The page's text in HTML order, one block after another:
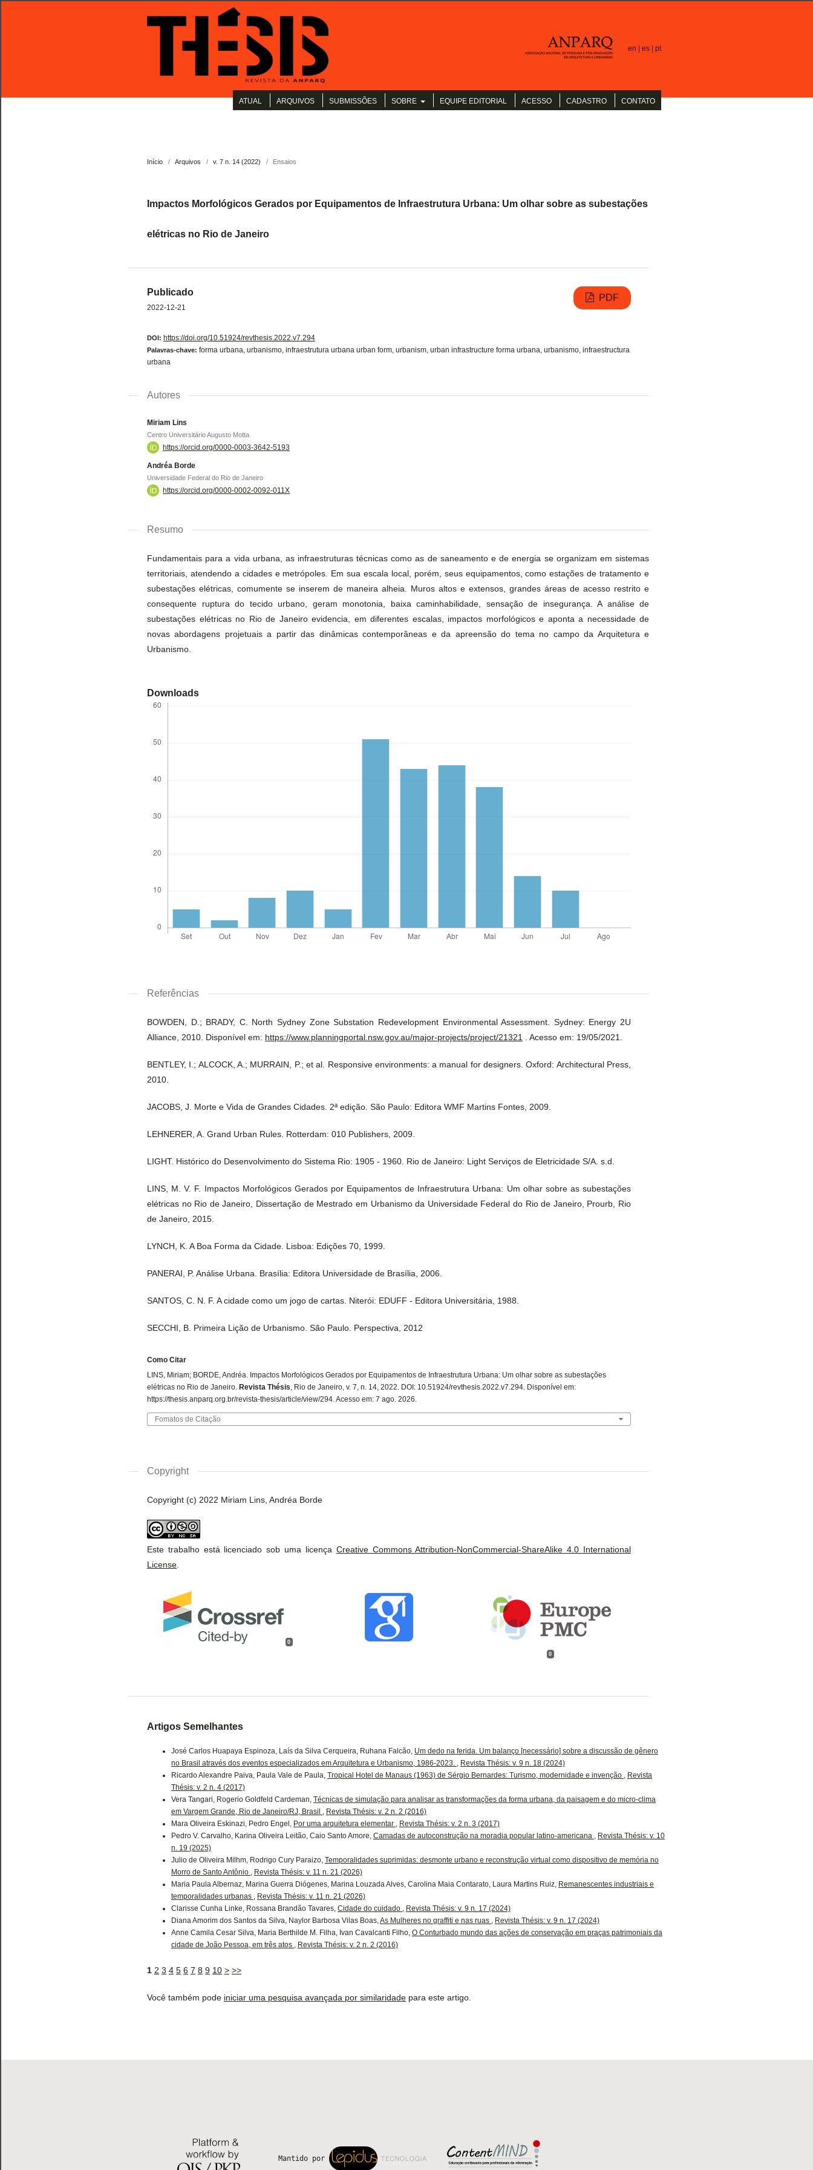
en | es | pt
ATUAL ARQUIVOS SUBMISSÕES SOBRE EQUIPE EDITORIAL ACESSO CADASTRO CONTATO
Início / Arquivos / v. 7 n. 14 (2022) / Ensaios
Impactos Morfológicos Gerados por Equipamentos de Infraestrutura Urbana: Um olhar sobre as subestações
elétricas no Rio de Janeiro
Publicado
2022-12-21
PDF
DOI: https://doi.org/10.51924/revthesis.2022.v7.294
Palavras-chave: forma urbana, urbanismo, infraestrutura urbana urban form, urbanism, urban infrastructure forma urbana, urbanismo, infraestructura
urbana
Autores
Miriam Lins
Centro Universitário Augusto Motta
https://orcid.org/0000-0003-3642-5193
Andréa Borde
Universidade Federal do Rio de Janeiro
https://orcid.org/0000-0002-0092-011X
Resumo
Fundamentais para a vida urbana, as infraestruturas técnicas como as de saneamento e de energia se organizam em sistemas
territoriais, atendendo a cidades e metrópoles. Em sua escala local, porém, seus equipamentos, como estações de tratamento e
subestações elétricas, comumente se inserem de maneira alheia. Muros altos e extensos, grandes áreas de acesso restrito e
consequente ruptura do tecido urbano, geram monotonia, baixa caminhabilidade, sensação de insegurança. A análise de
subestações elétricas no Rio de Janeiro evidencia, em diferentes escalas, impactos morfológicos e aponta a necessidade de
novas abordagens projetuais a partir das dinâmicas contemporâneas e da apreensão do tema no campo da Arquitetura e
Urbanismo.
Downloads
Referências
BOWDEN, D.; BRADY, C. North Sydney Zone Substation Redevelopment Environmental Assessment. Sydney: Energy 2U
Alliance, 2010. Disponível em: https://www.planningportal.nsw.gov.au/major-projects/project/21321 . Acesso em: 19/05/2021.
BENTLEY, I.; ALCOCK, A.; MURRAIN, P.; et al. Responsive environments: a manual for designers. Oxford: Architectural Press,
2010.
JACOBS, J. Morte e Vida de Grandes Cidades. 2ª edição. São Paulo: Editora WMF Martins Fontes, 2009.
LEHNERER, A. Grand Urban Rules. Rotterdam: 010 Publishers, 2009.
LIGHT. Histórico do Desenvolvimento do Sistema Rio: 1905 - 1960. Rio de Janeiro: Light Serviços de Eletricidade S/A. s.d.
LINS, M. V. F. Impactos Morfológicos Gerados por Equipamentos de Infraestrutura Urbana: Um olhar sobre as subestações
elétricas no Rio de Janeiro, Dissertação de Mestrado em Urbanismo da Universidade Federal do Rio de Janeiro, Prourb, Rio
de Janeiro, 2015.
LYNCH, K. A Boa Forma da Cidade. Lisboa: Edições 70, 1999.
PANERAI, P. Análise Urbana. Brasília: Editora Universidade de Brasília, 2006.
SANTOS, C. N. F. A cidade como um jogo de cartas. Niterói: EDUFF - Editora Universitária, 1988.
SECCHI, B. Primeira Lição de Urbanismo. São Paulo. Perspectiva, 2012
Como Citar
LINS, Miriam; BORDE, Andréa. Impactos Morfológicos Gerados por Equipamentos de Infraestrutura Urbana: Um olhar sobre as subestações
elétricas no Rio de Janeiro. Revista Thésis , Rio de Janeiro, v. 7, n. 14, 2022. DOI: 10.51924/revthesis.2022.v7.294. Disponível em:
https://thesis.anparq.org.br/revista-thesis/article/view/294. Acesso em: 7 ago. 2026.
Fomatos de Citação
Copyright
Copyright (c) 2022 Miriam Lins, Andréa Borde
Este trabalho está licenciado sob uma licença Creative Commons Attribution-NonCommercial-ShareAlike 4.0 International
License
0
0
Artigos Semelhantes
José Carlos Huapaya Espinoza, Laís da Silva Cerqueira, Ruhana Falcão, Um dedo na ferida. Um balanço [necessário] sobre a discussão de gênero
no Brasil através dos eventos especializados em Arquitetura e Urbanismo, 1986-2023.
Revista Thésis: v. 9 n. 18 (2024)
Ricardo Alexandre Paiva, Paula Vale de Paula, Tropical Hotel de Manaus (1963) de Sérgio Bernardes: Turismo, modernidade e invenção
Revista
Thésis: v. 2 n. 4 (2017)
Vera Tangari, Rogerio Goldfeld Cardeman, Técnicas de simulação para analisar as transformações da forma urbana, da paisagem e do micro-clima
em Vargem Grande, Rio de Janeiro/RJ, Brasil
Revista Thésis: v. 2 n. 2 (2016)
Mara Oliveira Eskinazi, Pedro Engel, Por uma arquitetura elementar
Revista Thésis: v. 2 n. 3 (2017)
Pedro V. Carvalho, Karina Oliveira Leitão, Caio Santo Amore, Camadas de autoconstrução na moradia popular latino-americana
Revista Thésis: v. 10
n. 19 (2025)
Julio de Oliveira Milhm, Rodrigo Cury Paraizo, Temporalidades suprimidas: desmonte urbano e reconstrução virtual como dispositivo de memória no
Morro de Santo Antônio
Revista Thésis: v. 11 n. 21 (2026)
Maria Paula Albernaz, Marina Guerra Diógenes, Marina Louzada Alves, Carolina Maia Contarato, Laura Martins Ruiz, Remanescentes industriais e
temporalidades urbanas
Revista Thésis: v. 11 n. 21 (2026)
Clarisse Cunha Linke, Rossana Brandão Tavares, Cidade do cuidado
Revista Thésis: v. 9 n. 17 (2024)
Diana Amorim dos Santos da Silva, Naylor Barbosa Vilas Boas, As Mulheres no graffiti e nas ruas
Revista Thésis: v. 9 n. 17 (2024)
Anne Camila Cesar Silva, Maria Berthilde M. Filha, Ivan Cavalcanti Filho, O Conturbado mundo das ações de conservação em praças patrimoniais da
cidade de João Pessoa, em três atos
Revista Thésis: v. 2 n. 2 (2016)
1 2 3 4 5 6 7 8 9 10 > >>
Você também pode iniciar uma pesquisa avançada por similaridade para este artigo.
Mantido por